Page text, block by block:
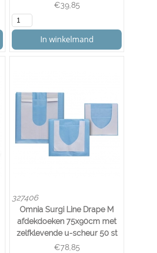
€39,85
In winkelmand
327406
Omnia Surgi Line Drape M
afdekdoeken 75x90cm met
zelfklevende u-scheur 50 st
€78,85